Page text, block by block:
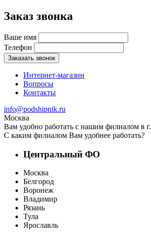
Заказ звонка
Ваше имя
Телефон
Заказать звонок
Интернет-магазин
Вопросы
Контакты
info@podshipnik.ru
Москва
Вам удобно работать с нашим филиалом в г.
С каким филиалом Вам удобнее работать?
Центральный ФО
Москва
Белгород
Воронеж
Владимир
Рязань
Тула
Ярославль